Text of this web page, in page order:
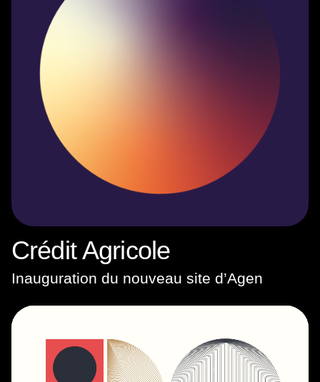
Crédit Agricole
Inauguration du nouveau site d’Agen